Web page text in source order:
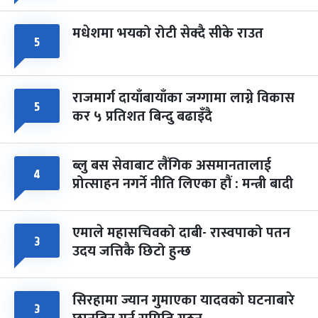
५ मधेशमा भयको रोटी सेक्दै सीके राउत
५ राजमार्ग दायाँबायाँका जग्गामा लाग्ने विकास
कर ५ प्रतिशत बिन्दु बढाइँदै
४ ब्लु बस सेवाबाट लैंगिक असमानतालाई
प्रोत्साहन नगर्ने नीति लिएका हौं : मन्त्री बादी
३ एमाले महासचिवको दाबी- रास्वपाको पतन
उदय जत्तिकै छिटो हुन्छ
३ सिरहामा ज्यान गुमाएका यादवको घटनाबारे